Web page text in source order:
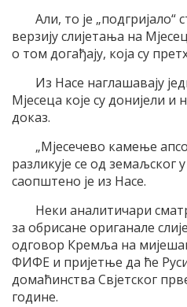
Али, то је
верзију слијетања на
о том догађају, која су
Из Насе наглашавају
Мјесеца које су донијели и
доказ.
„Мјесечево камење
разликује се од земаљског
саопштено је из Насе.
Неки аналитичари
за обрисане ориганале
одговор Кремља на
ФИФЕ и пријетње да ће
домаћинства Свјетског
године.